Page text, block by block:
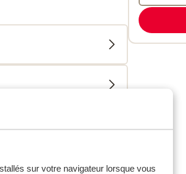
sur votre navigateur lorsque vous